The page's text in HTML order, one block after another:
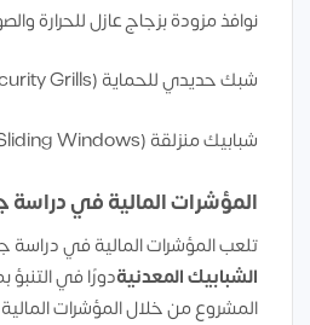
نوافذ مزودة بزجاج عازل للحرارة
شبك حديدي للحماية (Security Grills).
شبابيك منزلقة (Sliding Windows) من المعدن.
المؤشرات المالية في
تلعب المؤشرات المالية في
الشبابيك المعدنيةدورًا في
المشروع من خلال المؤشرات